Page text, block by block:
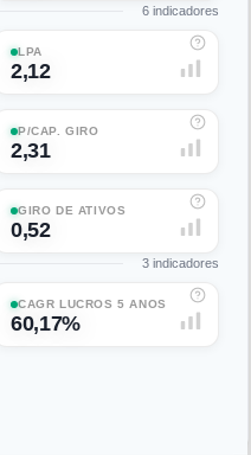
6 indicadores
LPA
2,12
P/CAP. GIRO
2,31
GIRO DE ATIVOS
0,52
3 indicadores
CAGR LUCROS 5 ANOS
60,17%